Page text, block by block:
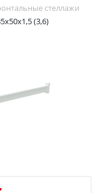
стеллажи
(3,6)